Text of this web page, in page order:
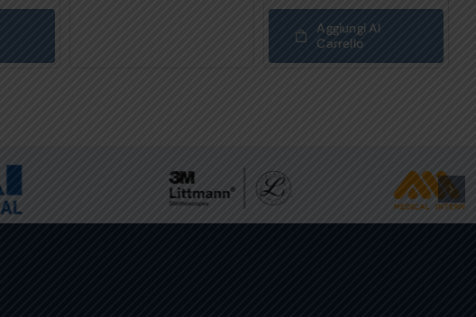
Aggiungi Al
Carrello